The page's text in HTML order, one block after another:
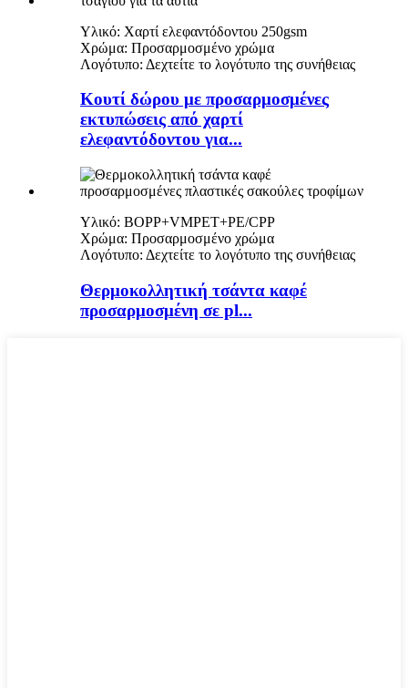
Υλικό: Χαρτί ελεφαντόδοντου 250gsm
Χρώμα: Προσαρμοσμένο χρώμα
Λογότυπο: Δεχτείτε το λογότυπο της συνήθειας
Κουτί δώρου με προσαρμοσμένες
εκτυπώσεις από χαρτί
ελεφαντόδοντου για...
Υλικό: BOPP+VMPET+PE/CPP
Χρώμα: Προσαρμοσμένο χρώμα
Λογότυπο: Δεχτείτε το λογότυπο της συνήθειας
Θερμοκολλητική τσάντα καφέ
προσαρμοσμένη σε pl...